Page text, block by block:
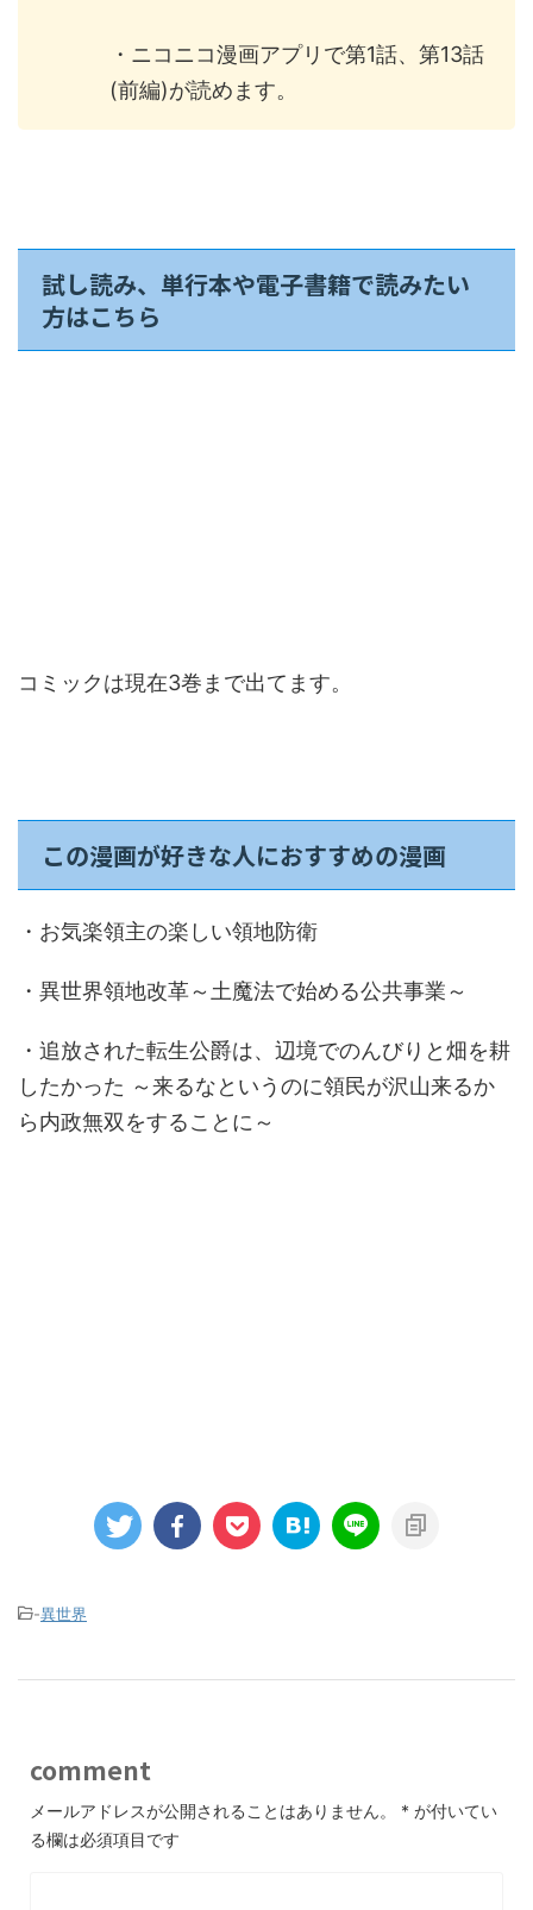
・ニコニコ漫画アプリで第1話、第13話
(前編)が読めます。
試し読み、単行本や電子書籍で読みたい
方はこちら
コミックは現在3巻まで出てます。
この漫画が好きな人におすすめの漫画
・お気楽領主の楽しい領地防衛
・異世界領地改革～土魔法で始める公共事業～
・追放された転生公爵は、辺境でのんびりと畑を耕
したかった ～来るなというのに領民が沢山来るか
ら内政無双をすることに～
-異世界
comment
メールアドレスが公開されることはありません。 * が付いてい
る欄は必須項目です